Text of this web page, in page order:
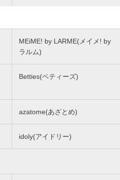
MEiME! by LARME(メイメ! by
ラルム)
Betties(ベティーズ)
azatome(あざとめ)
idoly(アイドリー)